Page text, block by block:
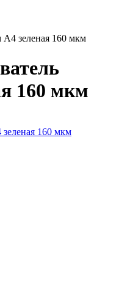
зеленая 160 мкм
160 мкм